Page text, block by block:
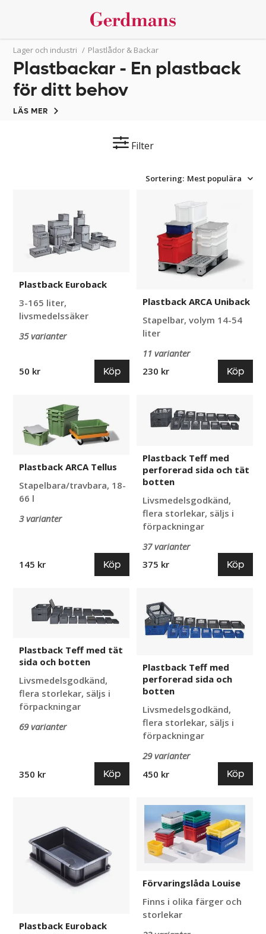
Lager och industri / Plastlådor & Backar
Plastbackar - En plastback
för ditt behov
LÄS MER
Filter
Sortering: Mest populära
Plastback Euroback
3-165 liter,
livsmedelssäker
35 varianter
50 kr Köp
Uniback
Plastback ARCA Uniback
Stapelbar, volym 14-54
liter
11 varianter
230 kr
Köp
Tellus
Plastback ARCA Tellus
Stapelbara/travbara, 18-
66 l
3 varianter
145 kr Köp
Teff
med
sida
och
tät
Plastback Teff med
perforerad sida och tät
botten
Livsmedelsgodkänd,
flera storlekar, säljs i
förpackningar
37 varianter
375 kr
Köp
med
sida
och
Plastback Teff med tät
sida och botten
Livsmedelsgodkänd,
flera storlekar, säljs i
förpackningar
69 varianter
350 kr Köp
Teff
med
perforerad
botten
Plastback Teff med
perforerad sida och
botten
Livsmedelsgodkänd,
flera storlekar, säljs i
förpackningar
29 varianter
450 kr
Köp
ESD
Plastback Euroback
Förvaringslåda
Louise
Förvaringslåda Louise
Finns i olika färger och
storlekar